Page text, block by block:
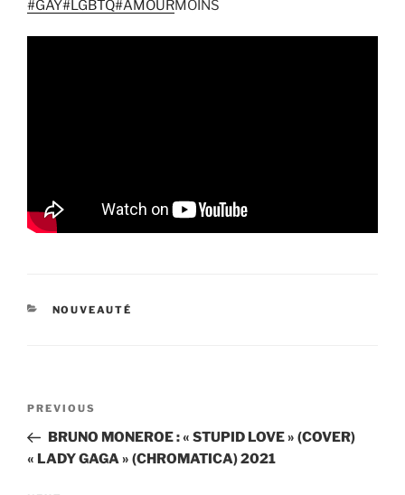
#GAY#LGBTQ#AMOURMOINS
CATEGORIES
NOUVEAUTÉ
Navigation
l’article
Previous
Post
PREVIOUS
BRUNO MONEROE : « STUPID LOVE » (COVER)
« LADY GAGA » (CHROMATICA) 2021